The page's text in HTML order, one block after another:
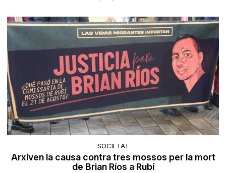
SOCIETAT
Arxiven la causa contra tres mossos per la mort
de Brian Ríos a Rubí